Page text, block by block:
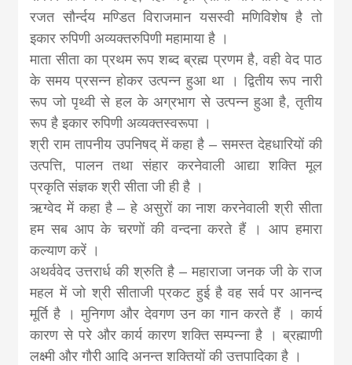
रजत सौर्न्दय मण्डित विराजमान यसस्वी मणिविशेष है तो
इकार रुपिणी अव्यक्तरुपिणी महामाया है ।
माता सीता का प्रथम रूप शब्द ब्रह्म प्रणम है, वही वेद पाठ
के समय प्रसन्न होकर उत्पन्न हुआ था । द्वितीय रूप नारी
रूप जो पृथ्वी से हल के अग्रभाग से उत्पन्न हुआ है, तृतीय
रूप है इकार रुपिणी अव्यक्तस्वरूपा ।
श्री राम तापनीय उपनिषद् में कहा है – समस्त देहधारियों की
उत्पत्ति, पालन तथा संहार करनेवाली आद्या शक्ति मूल
प्रकृति संज्ञक श्री सीता जी ही है ।
ऋग्वेद में कहा है – हे असुरों का नाश करनेवाली श्री सीता
हम सब आप के चरणों की वन्दना करते हैं । आप हमारा
कल्याण करें ।
अथर्ववेद उत्तरार्ध की श्रुति है – महाराजा जनक जी के राज
महल में जो श्री सीताजी प्रकट हुई है वह सर्व पर आनन्द
मूर्ति है । मुनिगण और देवगण उन का गान करते हैं । कार्य
कारण से परे और कार्य कारण शक्ति सम्पन्ना है । ब्रह्माणी
लक्ष्मी और गौरी आदि अनन्त शक्तियों की उत्तपादिका है ।